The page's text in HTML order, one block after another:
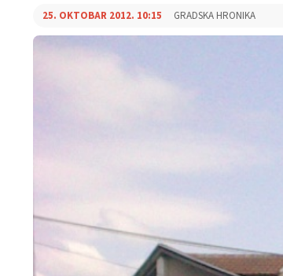
25. OKTOBAR 2012. 10:15 GRADSKA HRONIKA